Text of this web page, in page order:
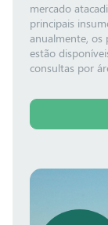
mercado
principais
anualmente, os
estão
consultas por